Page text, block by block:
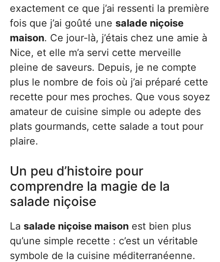
exactement ce que j’ai ressenti la première
fois que j’ai goûté une salade niçoise
maison. Ce jour-là, j’étais chez une amie à
Nice, et elle m’a servi cette merveille
pleine de saveurs. Depuis, je ne compte
plus le nombre de fois où j’ai préparé cette
recette pour mes proches. Que vous soyez
amateur de cuisine simple ou adepte des
plats gourmands, cette salade a tout pour
plaire.
Un peu d’histoire pour
comprendre la magie de la
salade niçoise
La salade niçoise maison est bien plus
qu’une simple recette : c’est un véritable
symbole de la cuisine méditerranéenne.